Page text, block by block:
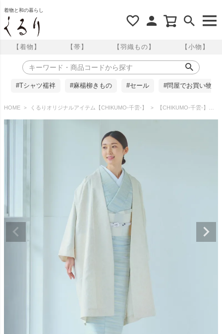
着物と和の暮らし
【着物】 【帯】 【羽織もの】 【小物】
#Tシャツ襦袢 #麻楊柳きもの #セール #問屋でお買い物
HOME くるりオリジナルアイテム【CHIKUMO-千雲-】 【CHIKUMO-千雲-】洗える道中着 更紗 オフホワイト 単衣仕立て 晴雨兼用 雨コート くるり